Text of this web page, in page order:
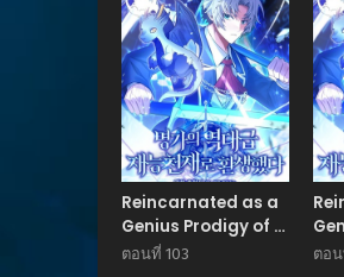
Reincarnated as a
Genius Prodigy of a
Prestigious Family
ตอนที่ 103 ตอน